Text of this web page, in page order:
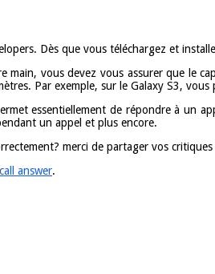
Dès que vous téléchargez et
main, vous devez vous assurer que le
Par exemple, sur le Galaxy S3,
essentiellement de répondre à un
un appel et plus encore.
merci de partager vos
answer.